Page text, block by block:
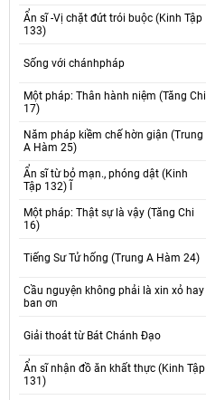
Ẩn sĩ -Vị chặt đứt trói buộc (Kinh Tập
133)
Sống với chánhpháp
Một pháp: Thân hành niệm (Tăng Chi
17)
Năm pháp kiềm chế hờn giận (Trung
A Hàm 25)
Ẩn sĩ từ bỏ mạn., phóng dật (Kinh
Tập 132) Ĩ
Một pháp: Thật sự là vậy (Tăng Chi
16)
Tiếng Sư Tử hống (Trung A Hàm 24)
Cầu nguyện không phải là xin xỏ hay
ban ơn
Giải thoát từ Bát Chánh Đạo
Ẩn sĩ nhận đồ ăn khất thực (Kinh Tập
131)